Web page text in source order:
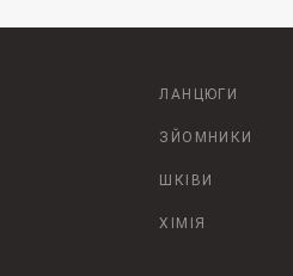
ЛАНЦЮГИ
ЗЙОМНИКИ
ШКІВИ
ХІМІЯ